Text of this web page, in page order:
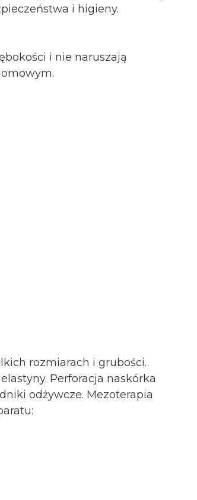
i higieny.
i nie naruszają
rozmiarach i grubości.
Perforacja naskórka
odżywcze. Mezoterapia